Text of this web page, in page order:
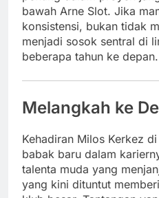
bawah Arne Slot. Jika
konsistensi, bukan tidak
menjadi sosok sentral di
beberapa tahun ke depan.
Melangkah ke
Kehadiran Milos Kerkez
babak baru dalam
talenta muda yang
yang kini dituntut